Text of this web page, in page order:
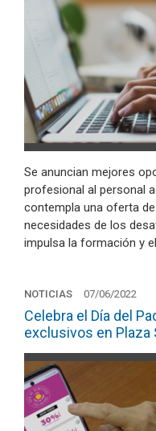
Se anuncian mejores
profesional al personal
contempla una oferta
necesidades de los
impulsa la formación y
NOTICIAS 07/06/2022
Celebra el Día del
exclusivos en Plaza